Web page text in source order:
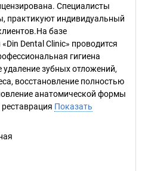
Специалисты
практикуют индивидуальный
базе
Dental Clinic» проводится
гигиена
удаление зубных отложений,
восстановление полностью
анатомической формы
Показать